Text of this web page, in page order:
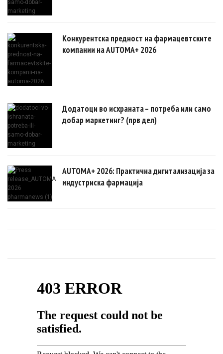
Конкурентска предност на фармацевтските
компании на AUTOMA+ 2026
Додатоци во исхраната – потреба или само
добар маркетинг? (прв дел)
AUTOMA+ 2026: Практична дигитализација за
индустриска фармација